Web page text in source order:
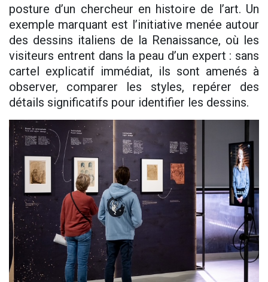
posture d’un chercheur en histoire de l’art. Un
exemple marquant est l’initiative menée autour
des dessins italiens de la Renaissance, où les
visiteurs entrent dans la peau d’un expert : sans
cartel explicatif immédiat, ils sont amenés à
observer, comparer les styles, repérer des
détails significatifs pour identifier les dessins.